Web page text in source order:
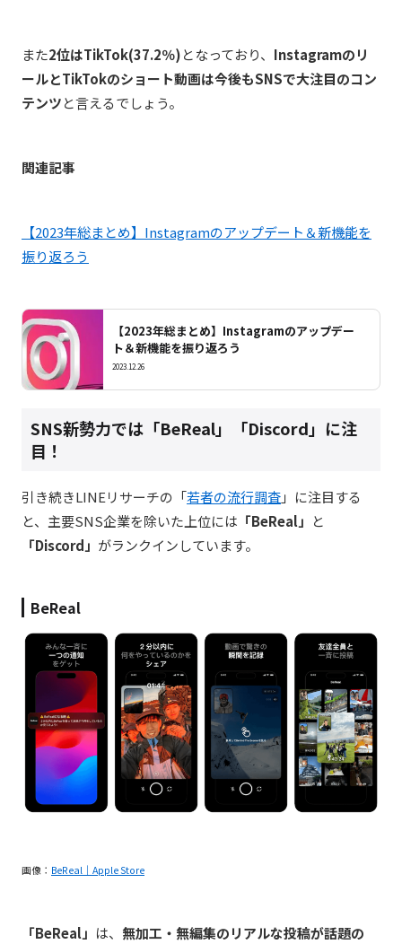
また2位はTikTok(37.2％)となっており、 Instagramのリ
ールとTikTokのショート動画は今後もSNSで大注目のコン
テンツと言えるでしょう。
関連記事
【2023年総まとめ】Instagramのアップデート＆新機能を
振り返ろう
【2023年総まとめ】Instagramのアップデー
ト＆新機能を振り返ろう
2023.12.26
SNS新勢力では「BeReal」「Discord」に注
目！
引き続きLINEリサーチの「若者の流行調査」に注目する
と、主要SNS企業を除いた上位には 「BeReal」 と
「Discord」 がランクインしています。
BeReal
画像： BeReal｜Apple Store
「BeReal」 は、 無加工・無編集のリアルな投稿が話題の